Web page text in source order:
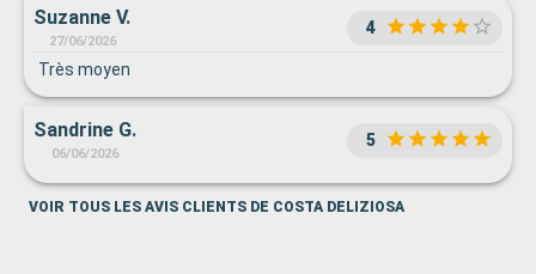
Suzanne V.
27/06/2026
4
Très moyen
Sandrine G.
06/06/2026
5
VOIR TOUS LES AVIS CLIENTS DE COSTA DELIZIOSA